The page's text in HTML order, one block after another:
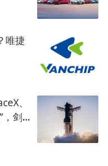
唯捷
、
，剑